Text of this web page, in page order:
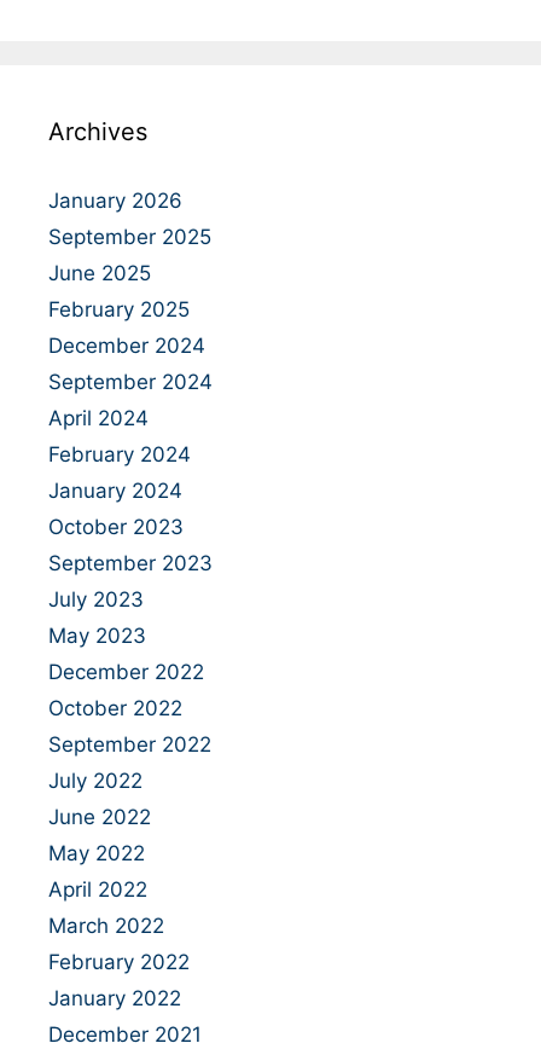
Archives
January 2026
September 2025
June 2025
February 2025
December 2024
September 2024
April 2024
February 2024
January 2024
October 2023
September 2023
July 2023
May 2023
December 2022
October 2022
September 2022
July 2022
June 2022
May 2022
April 2022
March 2022
February 2022
January 2022
December 2021